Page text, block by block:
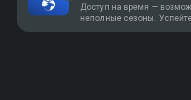
Доступ на время —
неполные сезоны.